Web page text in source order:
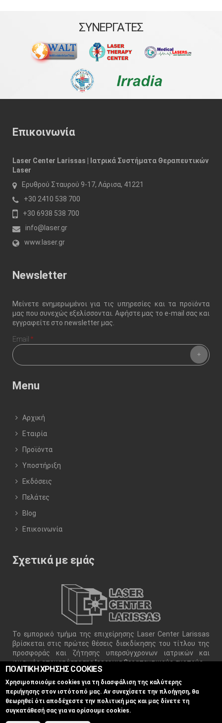
ΣΥΝΕΡΓΑΤΕΣ
Επικοινωνία
Laser Center Larissas | Ιατρικά Συστήματα Θεραπευτικών
Laser
Ερυθρού Σταυρού 9-17, Λάρισα, 41221
+30 2410 538 700
+30 6938 538 700
info@laser.gr
www.laser.gr
Newsletter
Μείνετε ενημερωμένοι για τις υπηρεσίες και τα προϊόντα
μας που συνεχώς εξελίσσονται. Αφήστε μας το e-mail σας και
εγγραφείτε στο newsletter μας.
Email *
Menu
Αρχική
Εταιρία
Προϊόντα
Υποστήριξη
Εκδόσεις
Πελάτες
Blog
Επικοινωνία
Σχετικά με εμάς
Το εμπορικό τμήμα της επιχείρησης Laser Center Larissas
βρίσκεται στις πρώτες θέσεις διεκδίκησης του τίτλου της
προσφοράς και ζήτησης υπερσύγχρονων ιατρικών και
φυσικής αποκατάστασης laser για θεραπευτικούς σκοπούς.
ΠΟΛΙΤΙΚΗ ΧΡΗΣΗΣ COOKIES
Χρησιμοποιούμε cookies για τη διασφάλιση της καλύτερης
περιήγησης στον ιστότοπό μας. Αν συνεχίσετε την πλοήγηση, θα
θεωρηθεί ότι αποδέχεστε την πολιτική μας και μας δίνετε τη
συγκατάθεσή σας για να ορίσουμε cookies.